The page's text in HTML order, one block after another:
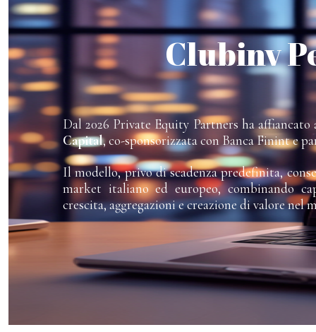
Clubinv
Dal 2026 Private Equity Partners ha
Capital, co-sponsorizzata con Banca Finint e
Il modello, privo di scadenza predefinita,
market italiano ed europeo, combinando
crescita, aggregazioni e creazione di valore nel